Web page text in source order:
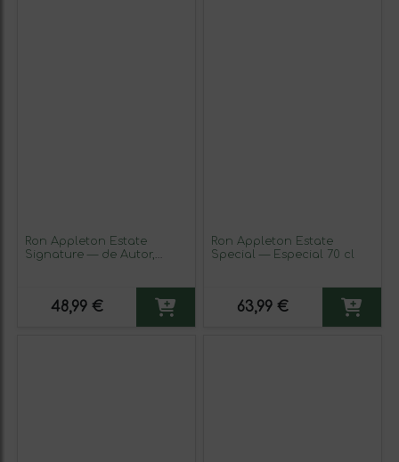
Ron Appleton Estate
Signature — de Autor,
48,99 €
Ron Appleton Estate
Special — Especial 70 cl
63,99 €